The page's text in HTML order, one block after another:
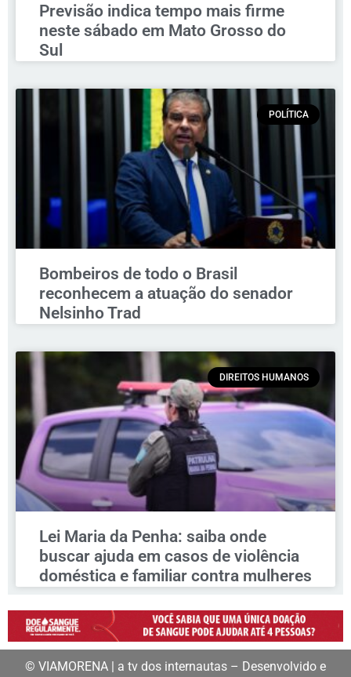
Previsão indica tempo mais firme
neste sábado em Mato Grosso do
Sul
POLÍTICA
Bombeiros de todo o Brasil
reconhecem a atuação do senador
Nelsinho Trad
DIREITOS HUMANOS
Lei Maria da Penha: saiba onde
buscar ajuda em casos de violência
doméstica e familiar contra mulheres
© VIAMORENA | a tv dos internautas – Desenvolvido e